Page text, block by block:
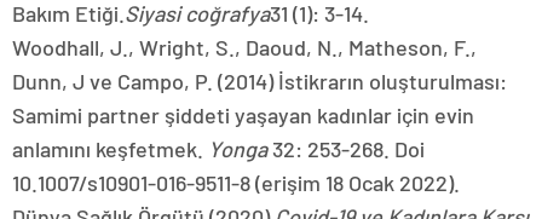
Report] Şu adresten ulaşılabilir:
https://www.who.int/reproductichealth/publications/
19-vaw-full-text.pdf?ua=1(Erişim tarihi: 12 Aralık 2021).